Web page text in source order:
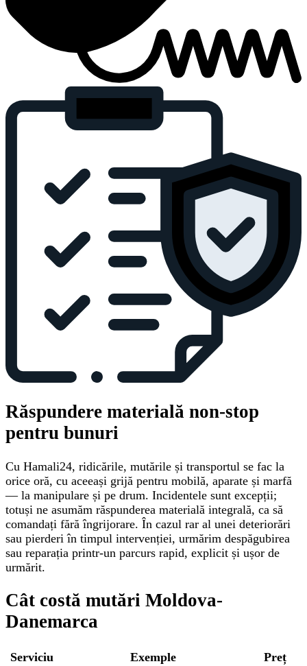
Răspundere materială non-stop
pentru bunuri
Cu Hamali24, ridicările, mutările și transportul se fac la
orice oră, cu aceeași grijă pentru mobilă, aparate și marfă
— la manipulare și pe drum. Incidentele sunt excepții;
totuși ne asumăm răspunderea materială integrală, ca să
comandați fără îngrijorare. În cazul rar al unei deteriorări
sau pierderi în timpul intervenției, urmărim despăgubirea
sau reparația printr-un parcurs rapid, explicit și ușor de
urmărit.
Cât costă mutări Moldova-
Danemarca
Serviciu Exemple
Preț